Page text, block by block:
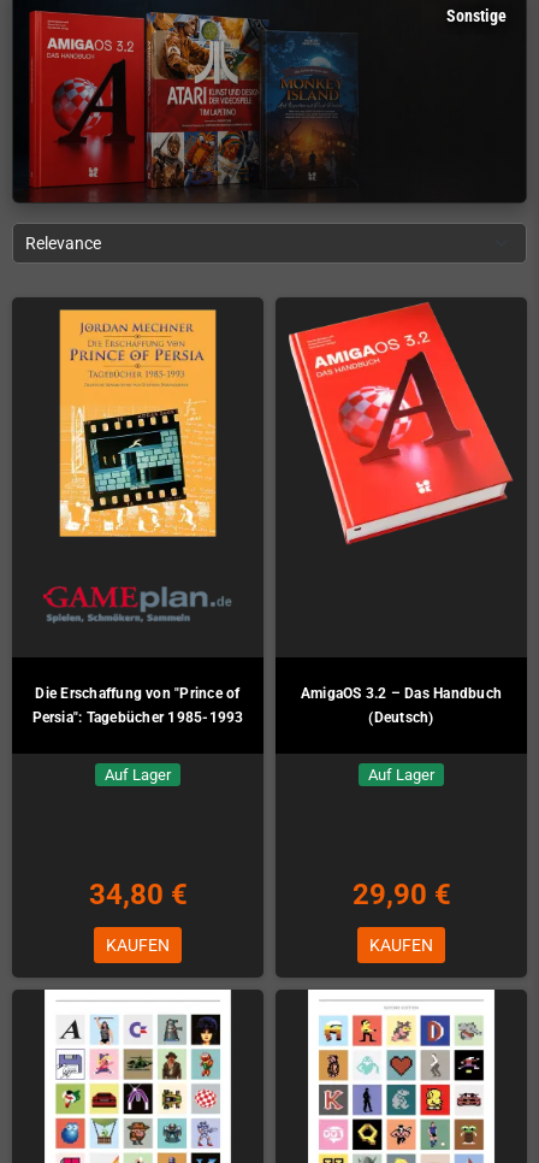
Sonstige
Relevance
Die Erschaffung von "Prince of
Persia": Tagebücher 1985-1993
Auf Lager
34,80 €
KAUFEN
AmigaOS 3.2 – Das Handbuch
(Deutsch)
Auf Lager
29,90 €
KAUFEN